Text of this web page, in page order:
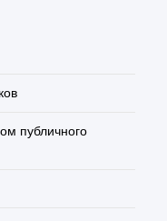
публичного